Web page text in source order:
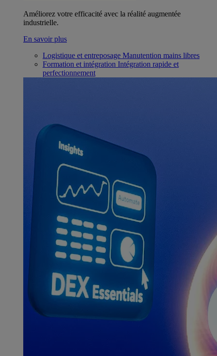
Améliorez votre efficacité avec la réalité augmentée
industrielle.
En savoir plus
Logistique et entreposage Manutention mains libres
Formation et intégration Intégration rapide et
perfectionnement